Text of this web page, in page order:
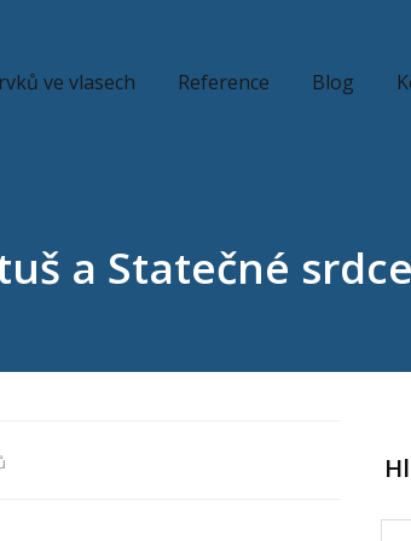
ve vlasech Reference Blog
a Statečné